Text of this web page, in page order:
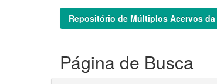
Repositório de Múltiplos Acervos da
Página de Busca